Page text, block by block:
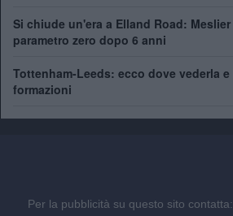
Si chiude un'era a Elland Road:
parametro zero dopo 6 anni
Tottenham-Leeds: ecco dove vederla
formazioni
Per la pubblicità su questo sito contatta: